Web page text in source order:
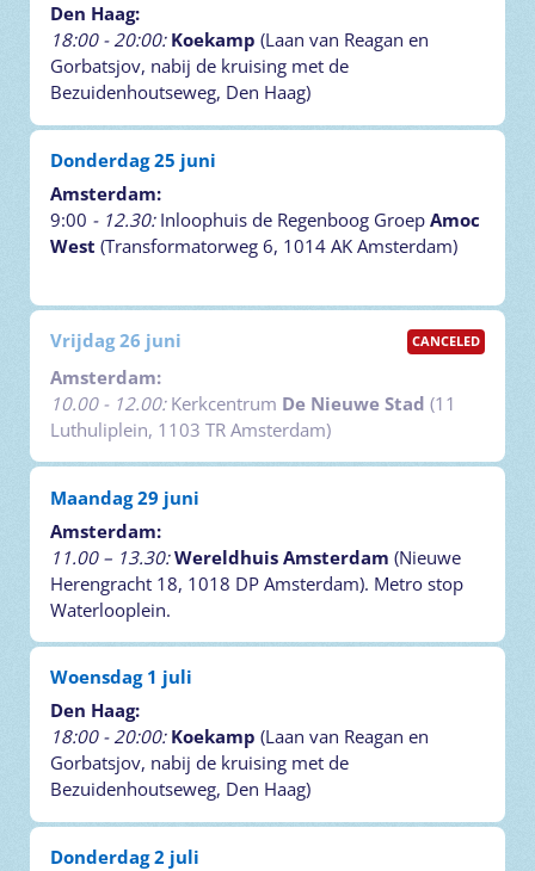
Den Haag:
18:00 - 20:00: Koekamp (Laan van Reagan en
Gorbatsjov, nabij de kruising met de
Bezuidenhoutseweg, Den Haag)
Donderdag 25 juni
Amsterdam:
9:00 - 12.30:Inloophuis de Regenboog Groep Amoc
West (Transformatorweg 6, 1014 AK Amsterdam)
Vrijdag 26 juni CANCELED
Amsterdam:
10.00 - 12.00:Kerkcentrum De Nieuwe Stad (11
Luthuliplein, 1103 TR Amsterdam)
Maandag 29 juni
Amsterdam:
11.00 – 13.30:Wereldhuis Amsterdam (Nieuwe
Herengracht 18, 1018 DP Amsterdam). Metro stop
Waterlooplein.
Woensdag 1 juli
Den Haag:
18:00 - 20:00: Koekamp (Laan van Reagan en
Gorbatsjov, nabij de kruising met de
Bezuidenhoutseweg, Den Haag)
Donderdag 2 juli